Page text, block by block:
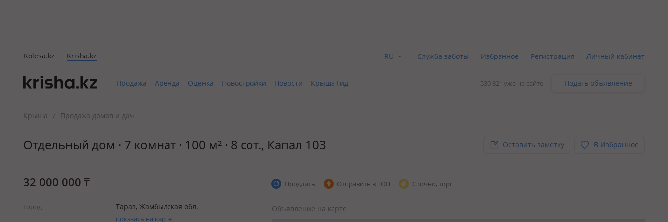
Kolesa.kz Krisha.kz RU Служба заботы Избранное Регистрация Личный кабинет
Продажа Аренда Оценка Новостройки Новости Крыша Гид 530 821 уже на сайте Подать объявление
Крыша / Продажа домов и дач
Отдельный дом · 7 комнат · 100 м² · 8 сот., Капал 103 Оставить заметку В Избранное
32 000 000 ₸
Город Тараз, Жамбылская обл.
показать на карте
Продлить Отправить в ТОП Срочно, торг
Объявление на карте